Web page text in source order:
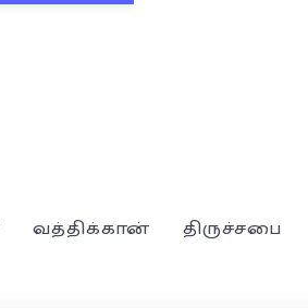
வத்திக்கான் திருச்சபை